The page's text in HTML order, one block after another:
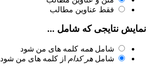
فقط عناوین مطالب
نمایش نتایجی که شامل ...
شامل همه کلمه های من شود
شامل هر کدام از کلمه های من شود